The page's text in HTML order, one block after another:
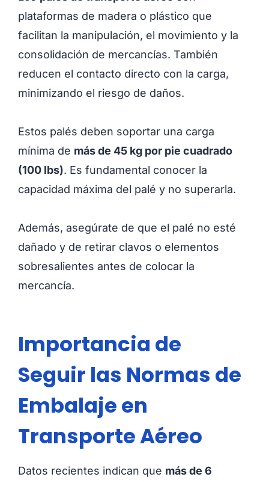
plataformas de madera o plástico que
facilitan la manipulación, el movimiento y la
consolidación de mercancías. También
reducen el contacto directo con la carga,
minimizando el riesgo de daños.
Estos palés deben soportar una carga
mínima de más de 45 kg por pie cuadrado
(100 lbs). Es fundamental conocer la
capacidad máxima del palé y no superarla.
Además, asegúrate de que el palé no esté
dañado y de retirar clavos o elementos
sobresalientes antes de colocar la
mercancía.
Importancia de
Seguir las Normas de
Embalaje en
Transporte Aéreo
Datos recientes indican que más de 6